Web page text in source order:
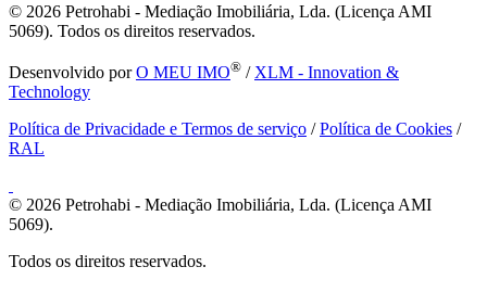
© 2026 Petrohabi - Mediação Imobiliária, Lda. (Licença AMI
5069). Todos os direitos reservados.
Desenvolvido porO MEU IMO® / XLM - Innovation &
Technology
Política de Privacidade e Termos de serviço /Política de Cookies /
RAL
© 2026 Petrohabi - Mediação Imobiliária, Lda. (Licença AMI
5069).
Todos os direitos reservados.